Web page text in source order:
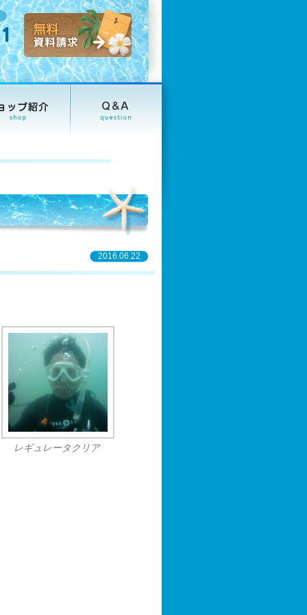
2016.06.22
レギュレータクリア